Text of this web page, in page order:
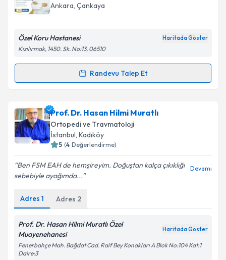
için bir takvim hazırlandığında e-posta ile
bilgilendireceğiz.
Kişisel verilerimin işlenmesine ilişkinAydınlatma
kapsamda işlenmesini kabul ediyorum.
Takvim Talebini Gönder
Ankara, Çankaya
Özel Koru Hastanesi Haritada Göster
Kızılırmak, 1450. Sk. No:13, 06510
Randevu Talep Et
Randevu Takvimi Talebi
Op. Dr. Muhammed Ali Bekiriçin randevu takvimi
talebi oluşturun. Size bu uzmandan randevu almanız
için bir takvim hazırlandığında e-posta ile
bilgilendireceğiz.
E-posta Adresiniz
Kişisel verilerimin işlenmesine ilişkinAydınlatma
Metni 'ni okudum ve kişisel verilerimin belirtilen
kapsamda işlenmesini kabul ediyorum.
Prof. Dr. Hasan Hilmi Muratlı
Ortopedi ve Travmatoloji
İstanbul, Kadıköy
5 (4 Değerlendirme)
Ben FSM EAH de hemşireyim. Doğuştan kalça çıkıklığı
sebebiyle ayağımda...
Devamı
Adres 1 Adres 2
Prof. Dr. Hasan Hilmi Muratlı Özel
Muayenehanesi
Haritada Göster
Fenerbahçe Mah. Bağdat Cad. Raif Bey Konakları A Blok No:104 Kat:1
Daire:3